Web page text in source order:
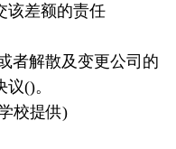
该差额的责任
者解散及变更公司的
()。
校提供)